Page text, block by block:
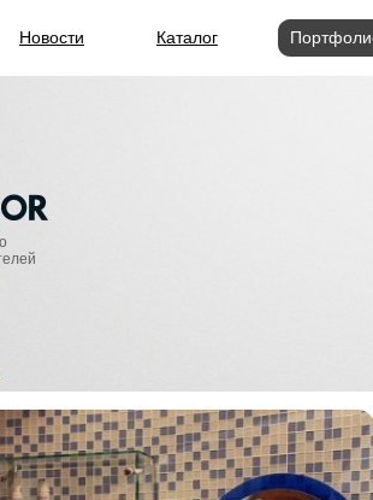
Новости Каталог